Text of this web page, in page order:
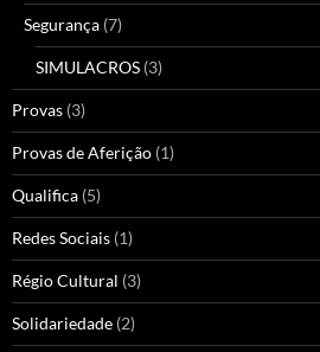
Segurança (7)
SIMULACROS (3)
Provas (3)
Provas de Aferição (1)
Qualifica (5)
Redes Sociais (1)
Régio Cultural (3)
Solidariedade (2)